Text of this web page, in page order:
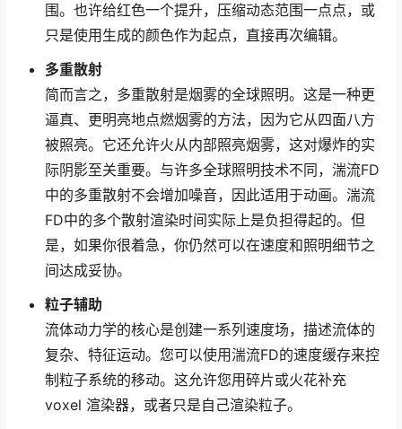
围。也许给红色一个提升，压缩动态范围一点点，或
只是使用生成的颜色作为起点，直接再次编辑。
多重散射
简而言之，多重散射是烟雾的全球照明。这是一种更
逼真、更明亮地点燃烟雾的方法，因为它从四面八方
被照亮。它还允许火从内部照亮烟雾，这对爆炸的实
际阴影至关重要。与许多全球照明技术不同，湍流FD
中的多重散射不会增加噪音，因此适用于动画。湍流
FD中的多个散射渲染时间实际上是负担得起的。但
是，如果你很着急，你仍然可以在速度和照明细节之
间达成妥协。
粒子辅助
流体动力学的核心是创建一系列速度场，描述流体的
复杂、特征运动。您可以使用湍流FD的速度缓存来控
制粒子系统的移动。这允许您用碎片或火花补充
voxel 渲染器，或者只是自己渲染粒子。